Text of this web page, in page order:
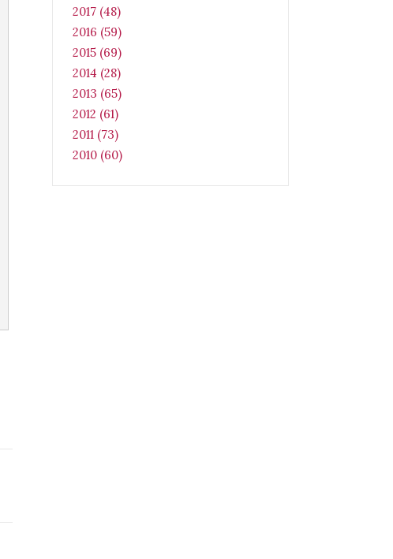
2017 (48)
2016 (59)
2015 (69)
2014 (28)
2013 (65)
2012 (61)
2011 (73)
2010 (60)